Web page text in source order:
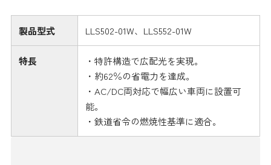
その他
採用情報
製品型式 LLS502-01W、LLS552-01W
特長
・特許構造で広配光を実現。
・約62％の省電力を達成。
・AC/DC両対応で幅広い車両に設置可
能。
・鉄道省令の燃焼性基準に適合。